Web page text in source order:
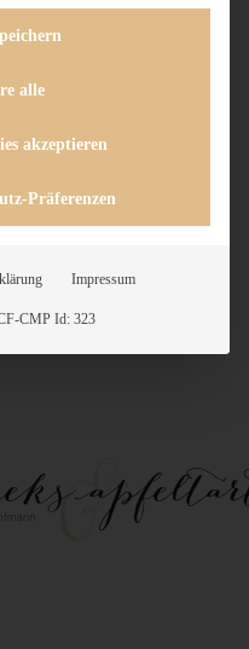
alle
akzeptieren
Präferenzen
Impressum
CMP Id: 323